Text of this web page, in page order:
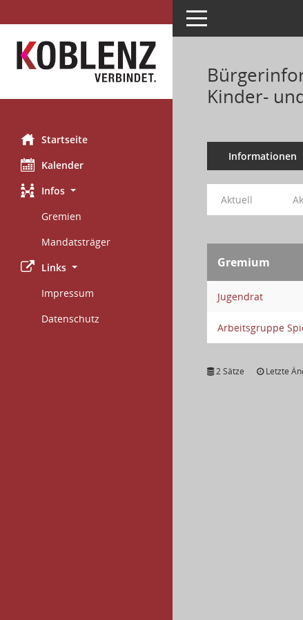
Startseite
Kalender
Infos
Gremien
Mandatsträger
Links
Impressum
Datenschutz
Toggle navigation
Kinder-
Informationen
Aktuell
Gremium
Jugendrat
Arbeitsgruppe
2 Sätze Letzte